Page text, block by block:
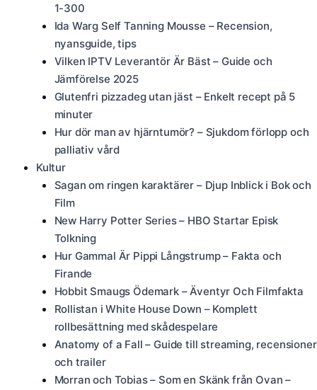
1-300
Ida Warg Self Tanning Mousse – Recension,
nyansguide, tips
Vilken IPTV Leverantör Är Bäst – Guide och
Jämförelse 2025
Glutenfri pizzadeg utan jäst – Enkelt recept på 5
minuter
Hur dör man av hjärntumör? – Sjukdom förlopp och
palliativ vård
Kultur
Sagan om ringen karaktärer – Djup Inblick i Bok och
Film
New Harry Potter Series – HBO Startar Episk
Tolkning
Hur Gammal Är Pippi Långstrump – Fakta och
Firande
Hobbit Smaugs Ödemark – Äventyr Och Filmfakta
Rollistan i White House Down – Komplett
rollbesättning med skådespelare
Anatomy of a Fall – Guide till streaming, recensioner
och trailer
Morran och Tobias – Som en Skänk från Ovan –